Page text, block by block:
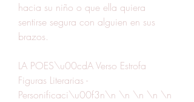
hacia su niño o que ella quiera
sentirse segura con alguien en sus
brazos.
LA POES\u00cdA Verso Estrofa
Figuras Literarias -
Personificaci\u00f3n\n \n \n \n \n